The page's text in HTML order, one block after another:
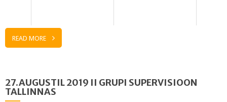
READ MORE
27.AUGUSTIL 2019 II GRUPI SUPERVISIOON
TALLINNAS